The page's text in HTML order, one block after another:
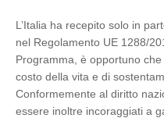
L’Italia ha recepito solo in
nel Regolamento UE 1288/
Programma, è opportuno
costo della vita e di
Conformemente al diritto
essere inoltre incoraggiati a